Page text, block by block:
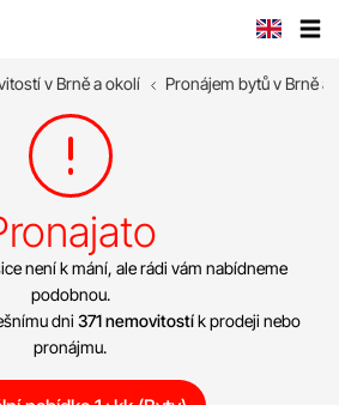
v Brně a okolí Pronájem bytů v Brně a
není k mání, ale rádi vám nabídneme
podobnou.
dni371 nemovitostík prodeji nebo
pronájmu.